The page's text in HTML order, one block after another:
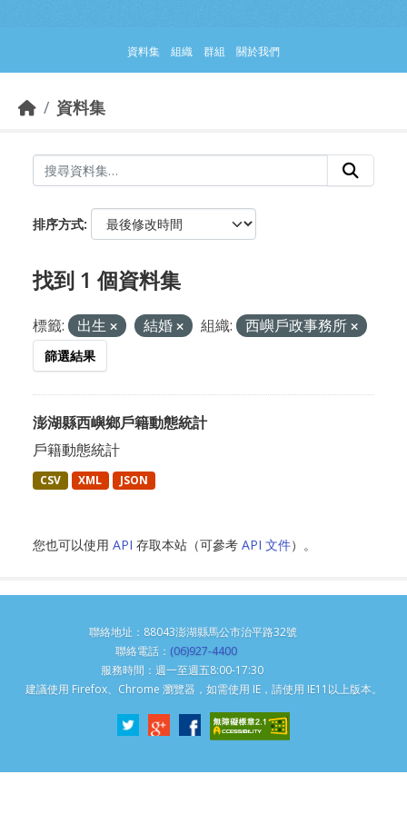
資料集 組織 群組 關於我們
資料集
排序方式
找到 1 個資料集
標籤: 出生 結婚 組織: 西嶼戶政事務所
篩選結果
澎湖縣西嶼鄉戶籍動態統計
戶籍動態統計
CSV XML JSON
您也可以使用 API 存取本站（可參考 API 文件）。
聯絡地址：88043澎湖縣馬公市治平路32號
聯絡電話： (06)927-4400
服務時間：週一至週五8:00-17:30
建議使用 Firefox、Chrome 瀏覽器，如需使用 IE，請使用 IE11以上版本。